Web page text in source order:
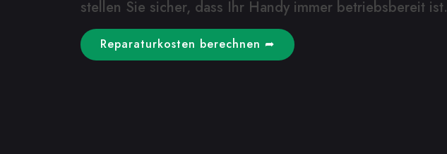
stellen Sie sicher, dass Ihr Handy immer betriebsbereit ist.
Reparaturkosten berechnen ➦